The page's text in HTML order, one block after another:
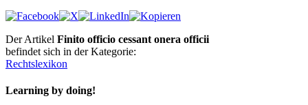
Der Artikel Finito officio cessant onera officii
befindet sich in der Kategorie:
Rechtslexikon
Learning by doing!